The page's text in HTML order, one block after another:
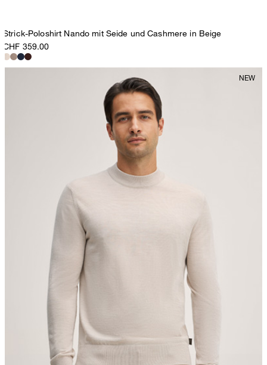
Strick-Poloshirt Nando mit Seide und Cashmere in Beige
CHF 359.00